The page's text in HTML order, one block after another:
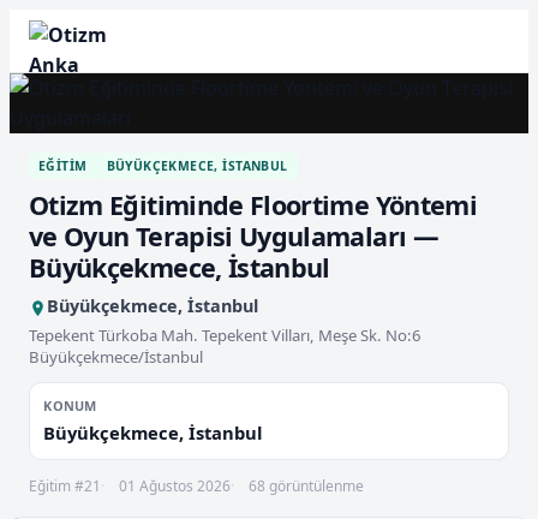
EĞITIM BÜYÜKÇEKMECE, İSTANBUL
Otizm Eğitiminde Floortime Yöntemi
ve Oyun Terapisi Uygulamaları —
Büyükçekmece, İstanbul
Büyükçekmece, İstanbul
Tepekent Türkoba Mah. Tepekent Vilları, Meşe Sk. No:6
Büyükçekmece/İstanbul
KONUM
Büyükçekmece, İstanbul
Eğitim #21 01 Ağustos 2026 68 görüntülenme